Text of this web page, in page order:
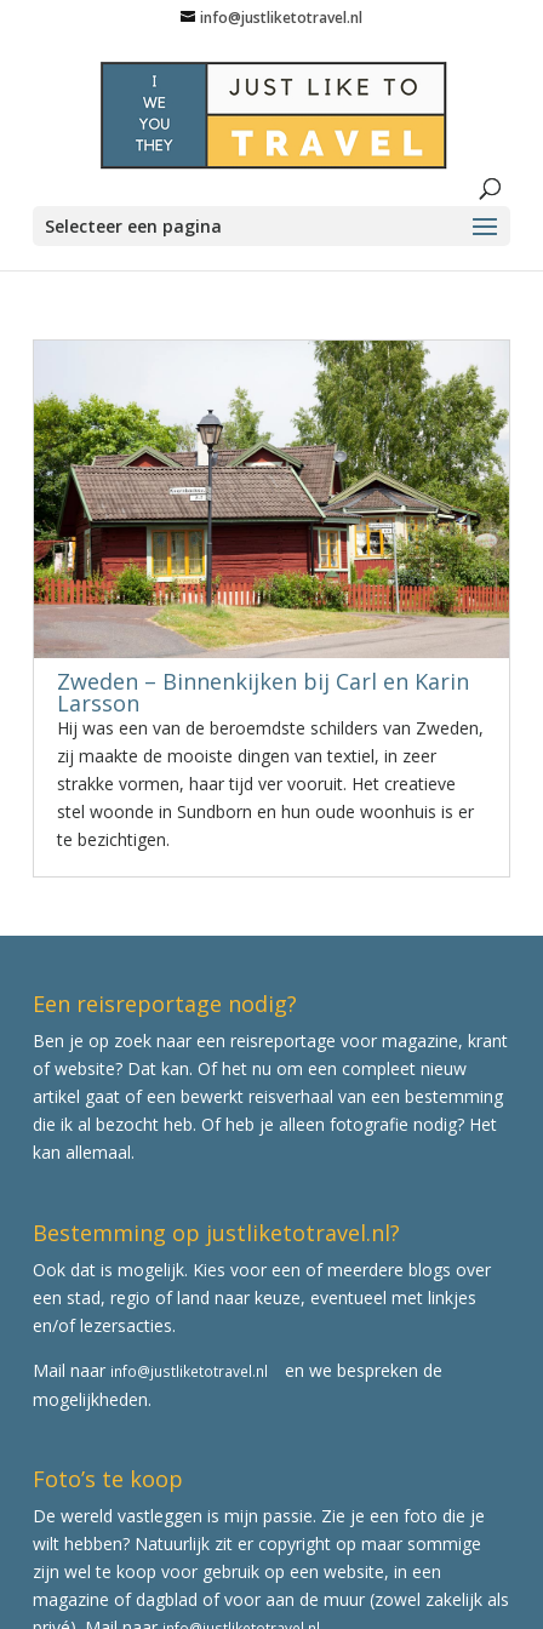
info@justliketotravel.nl
Selecteer een pagina
Zweden – Binnenkijken bij Carl en Karin
Larsson
Hij was een van de beroemdste schilders van Zweden,
zij maakte de mooiste dingen van textiel, in zeer
strakke vormen, haar tijd ver vooruit. Het creatieve
stel woonde in Sundborn en hun oude woonhuis is er
te bezichtigen.
Een reisreportage nodig?
Ben je op zoek naar een reisreportage voor magazine, krant
of website? Dat kan. Of het nu om een compleet nieuw
artikel gaat of een bewerkt reisverhaal van een bestemming
die ik al bezocht heb. Of heb je alleen fotografie nodig? Het
kan allemaal.
Bestemming op justliketotravel.nl?
Ook dat is mogelijk. Kies voor een of meerdere blogs over
een stad, regio of land naar keuze, eventueel met linkjes
en/of lezersacties.
Mail naar info@justliketotravel.nl
en we bespreken de
mogelijkheden.
Foto’s te koop
De wereld vastleggen is mijn passie. Zie je een foto die je
wilt hebben? Natuurlijk zit er copyright op maar sommige
zijn wel te koop voor gebruik op een website, in een
magazine of dagblad of voor aan de muur (zowel zakelijk als